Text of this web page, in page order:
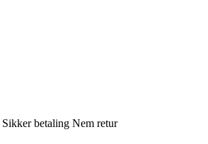
Sikker betaling Nem retur